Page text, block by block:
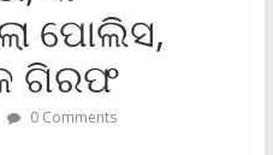
ପୋଲିସ,
ଗିରଫ
0 Comments